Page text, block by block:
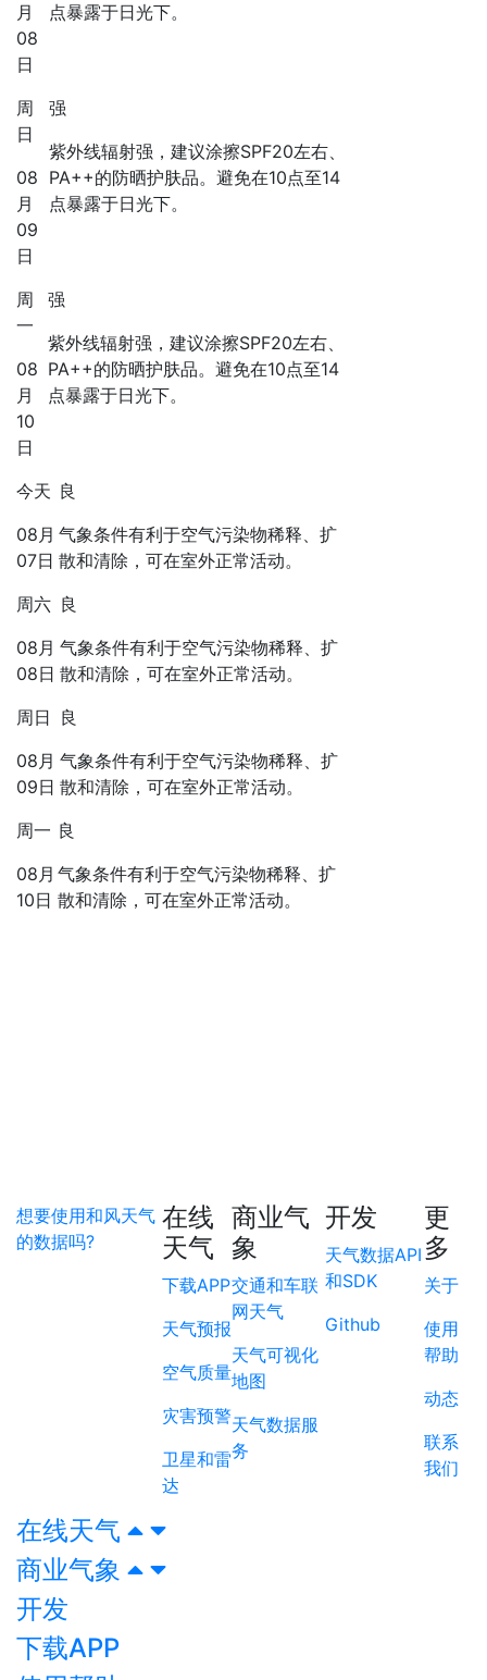
月
08
日
点暴露于日光下。
周
日
08
月
09
日
强
紫外线辐射强，建议涂擦SPF20左右、
PA++的防晒护肤品。避免在10点至14
点暴露于日光下。
周
一
08
月
10
日
强
紫外线辐射强，建议涂擦SPF20左右、
PA++的防晒护肤品。避免在10点至14
点暴露于日光下。
今天
08月
07日
良
气象条件有利于空气污染物稀释、扩
散和清除，可在室外正常活动。
周六
08月
08日
良
气象条件有利于空气污染物稀释、扩
散和清除，可在室外正常活动。
周日
08月
09日
良
气象条件有利于空气污染物稀释、扩
散和清除，可在室外正常活动。
周一
08月
10日
良
气象条件有利于空气污染物稀释、扩
散和清除，可在室外正常活动。
想要使用和风天气
的数据吗?
在线
天气
下载APP
天气预报
空气质量
灾害预警
卫星和雷
达
商业气
象
交通和车联
网天气
天气可视化
地图
天气数据服
务
开发
天气数据API
和SDK
Github
更
多
关于
使用
帮助
动态
联系
我们
在线天气
商业气象
开发
下载APP